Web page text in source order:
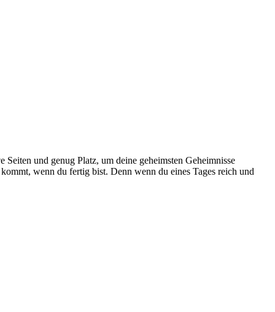
und genug Platz, um deine geheimsten Geheimnisse
wenn du fertig bist. Denn wenn du eines Tages reich und